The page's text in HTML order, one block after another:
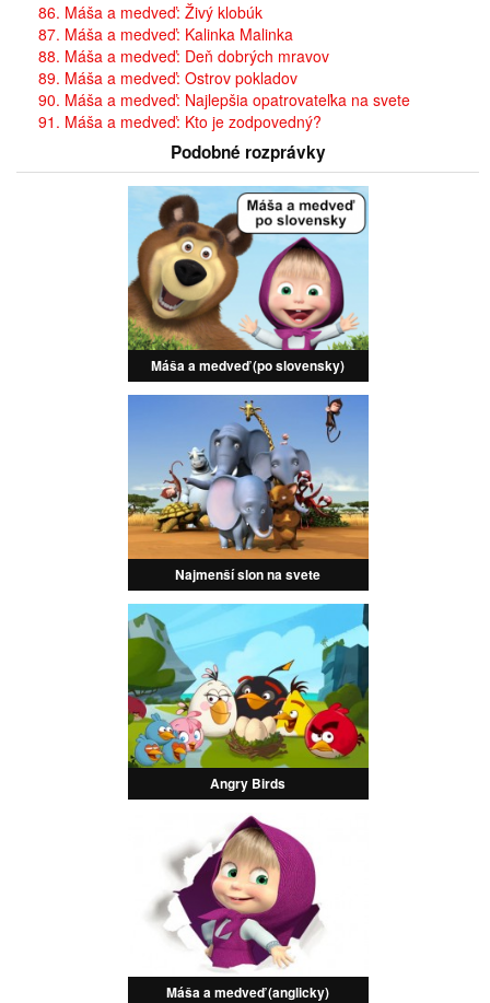
86. Máša a medveď: Živý klobúk
87. Máša a medveď: Kalinka Malinka
88. Máša a medveď: Deň dobrých mravov
89. Máša a medveď: Ostrov pokladov
90. Máša a medveď: Najlepšia opatrovateľka na svete
91. Máša a medveď: Kto je zodpovedný?
Podobné rozprávky
Máša a medveď (po slovensky)
Najmenší slon na svete
Angry Birds
Máša a medveď (anglicky)